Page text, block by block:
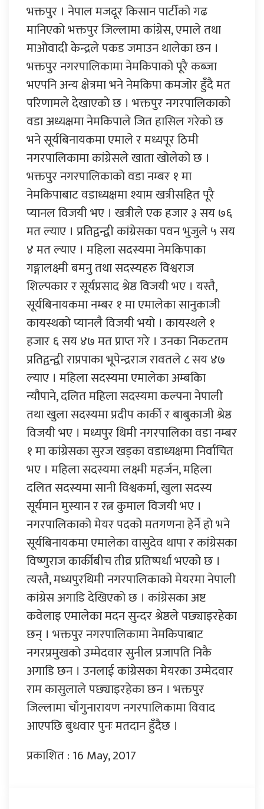
भक्तपुर । नेपाल मजदूर किसान पार्टीको गढ
मानिएको भक्तपुर जिल्लामा कांग्रेस, एमाले तथा
माओवादी केन्द्रले पकड जमाउन थालेका छन ।
भक्तपुर नगरपालिकामा नेमकिपाको पूरै कब्जा
भएपनि अन्य क्षेत्रमा भने नेमकिपा कमजोर हुँदै मत
परिणामले देखाएको छ । भक्तपुर नगरपालिकाको
वडा अध्यक्षमा नेमकिपाले जित हासिल गरेको छ
भने सूर्यबिनायकमा एमाले र मध्यपूर ठिमी
नगरपालिकामा कांग्रेसले खाता खोलेको छ ।
भक्तपुर नगरपालिकाको वडा नम्बर १ मा
नेमकिपाबाट वडाध्यक्षमा श्याम खत्रीसहित पूरै
प्यानल विजयी भए । खत्रीले एक हजार ३ सय ७६
मत ल्याए । प्रतिद्वन्द्वी कांग्रेसका पवन भुजुले ५ सय
४ मत ल्याए । महिला सदस्यमा नेमकिपाका
गङ्गालक्ष्मी बमनु तथा सदस्यहरु विश्वराज
शिल्पकार र सूर्यप्रसाद श्रेष्ठ विजयी भए । यस्तै,
सूर्यबिनायकमा नम्बर १ मा एमालेका सानुकाजी
कायस्थको प्यानलै विजयी भयो । कायस्थले १
हजार ६ सय ४७ मत प्राप्त गरे । उनका निकटतम
प्रतिद्वन्द्वी राप्रपाका भूपेन्द्रराज रावतले ८ सय ४७
ल्याए । महिला सदस्यमा एमालेका अम्बकिा
न्यौपाने, दलित महिला सदस्यमा कल्पना नेपाली
तथा खुला सदस्यमा प्रदीप कार्की र बाबुकाजी श्रेष्ठ
विजयी भए । मध्यपुर थिमी नगरपालिका वडा नम्बर
१ मा कांग्रेसका सुरज खड्का वडाध्यक्षमा निर्वाचित
भए । महिला सदस्यमा लक्ष्मी महर्जन, महिला
दलित सदस्यमा सानी विश्वकर्मा, खुला सदस्य
सूर्यमान मुस्यान र रत्न कुमाल विजयी भए ।
नगरपालिकाको मेयर पदको मतगणना हेर्ने हो भने
सूर्यबिनायकमा एमालेका वासुदेव थापा र कांग्रेसका
विष्णुराज कार्कीबीच तीव्र प्रतिष्पर्धा भएको छ ।
त्यस्तै, मध्यपुरथिमी नगरपालिकाको मेयरमा नेपाली
कांग्रेस अगाडि देखिएको छ । कांग्रेसका अष्ट
कवेलाइ एमालेका मदन सुन्दर श्रेष्ठले पछ्याइरहेका
छन् । भक्तपुर नगरपालिकामा नेमकिपाबाट
नगरप्रमुखको उम्मेदवार सुनील प्रजापति निकै
अगाडि छन । उनलाई कांग्रेसका मेयरका उम्मेदवार
राम कासुलाले पछ्याइरहेका छन । भक्तपुर
जिल्लामा चाँगुनारायण नगरपालिकामा विवाद
आएपछि बुधवार पुनः मतदान हुँदैछ ।
प्रकाशित : 16 May, 2017